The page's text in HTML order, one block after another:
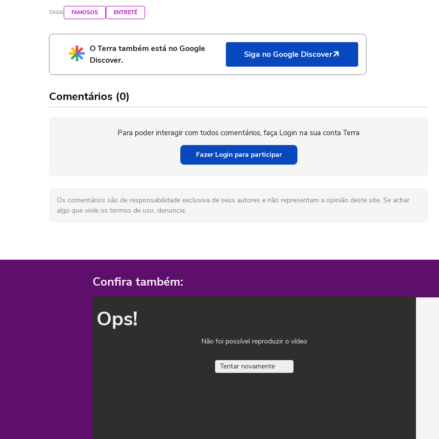
TAGS FAMOSOS ENTRETÊ
O Terra também está no Google
Discover.
Siga no Google Discover
Comentários (0)
Para poder interagir com todos comentários, faça Login na sua conta Terra
Fazer Login para participar
Os comentários são de responsabilidade exclusiva de seus autores e não representam a opinião deste site. Se achar
algo que viole os termos de uso, denuncie.
Confira também:
Ops!
Não foi possível reproduzir o vídeo
Tentar novamente